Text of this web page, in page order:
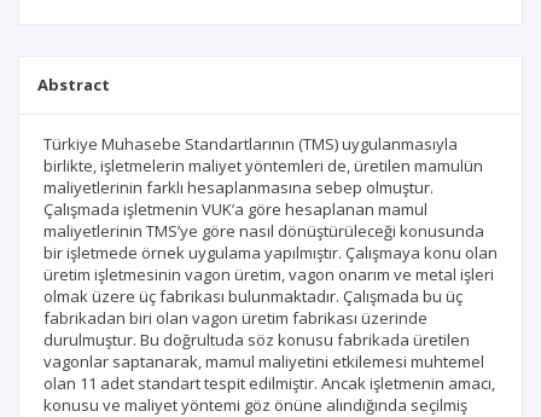
Abstract
Türkiye Muhasebe Standartlarının (TMS) uygulanmasıyla
birlikte, işletmelerin maliyet yöntemleri de, üretilen mamulün
maliyetlerinin farklı hesaplanmasına sebep olmuştur.
Çalışmada işletmenin VUK’a göre hesaplanan mamul
maliyetlerinin TMS’ye göre nasıl dönüştürüleceği konusunda
bir işletmede örnek uygulama yapılmıştır. Çalışmaya konu olan
üretim işletmesinin vagon üretim, vagon onarım ve metal işleri
olmak üzere üç fabrikası bulunmaktadır. Çalışmada bu üç
fabrikadan biri olan vagon üretim fabrikası üzerinde
durulmuştur. Bu doğrultuda söz konusu fabrikada üretilen
vagonlar saptanarak, mamul maliyetini etkilemesi muhtemel
olan 11 adet standart tespit edilmiştir. Ancak işletmenin amacı,
konusu ve maliyet yöntemi göz önüne alındığında seçilmiş